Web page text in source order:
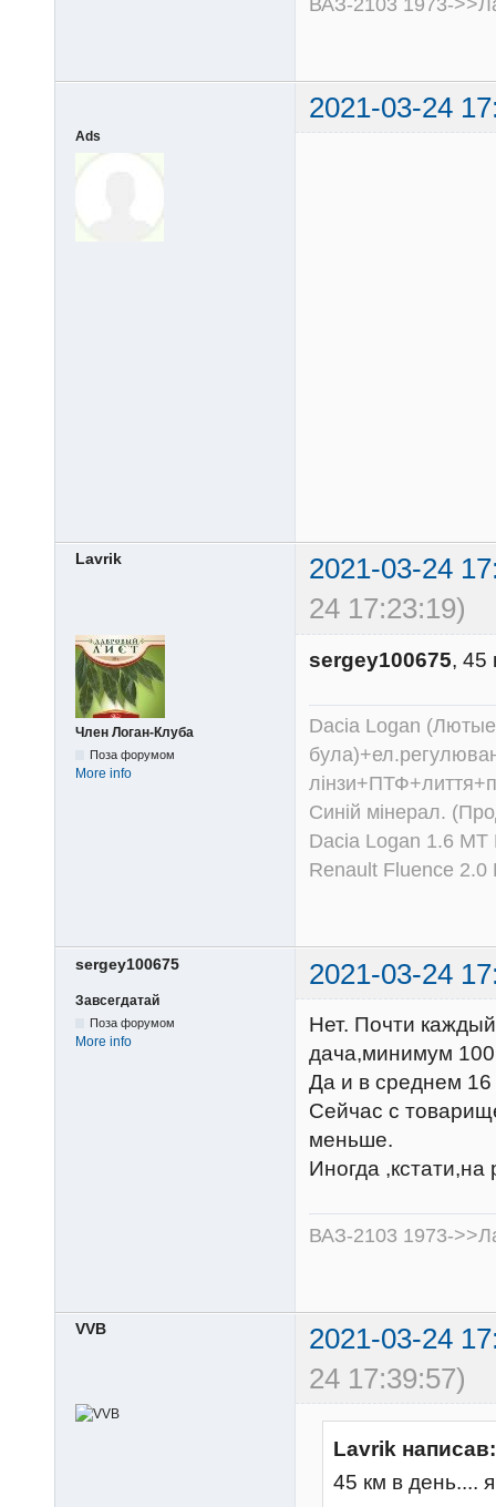
2021-03-24
Ads
Lavrik
2021-03-24
24 17:23:19)
Член Логан-Клуба
Поза форумом
More info
sergey100675, 45
Dacia Logan
Синій мінерал.
Dacia Logan 1.6 MT
Renault Fluence
sergey100675 2021-03-24
Завсегдатай
Поза форумом
More info
Нет. Почти
дача,минимум
Да и в среднем 16
Сейчас с
меньше.
Иногда
ВАЗ-2103 1973-
VVB
2021-03-24
24 17:39:57)
Lavrik написав:
45 км в день....